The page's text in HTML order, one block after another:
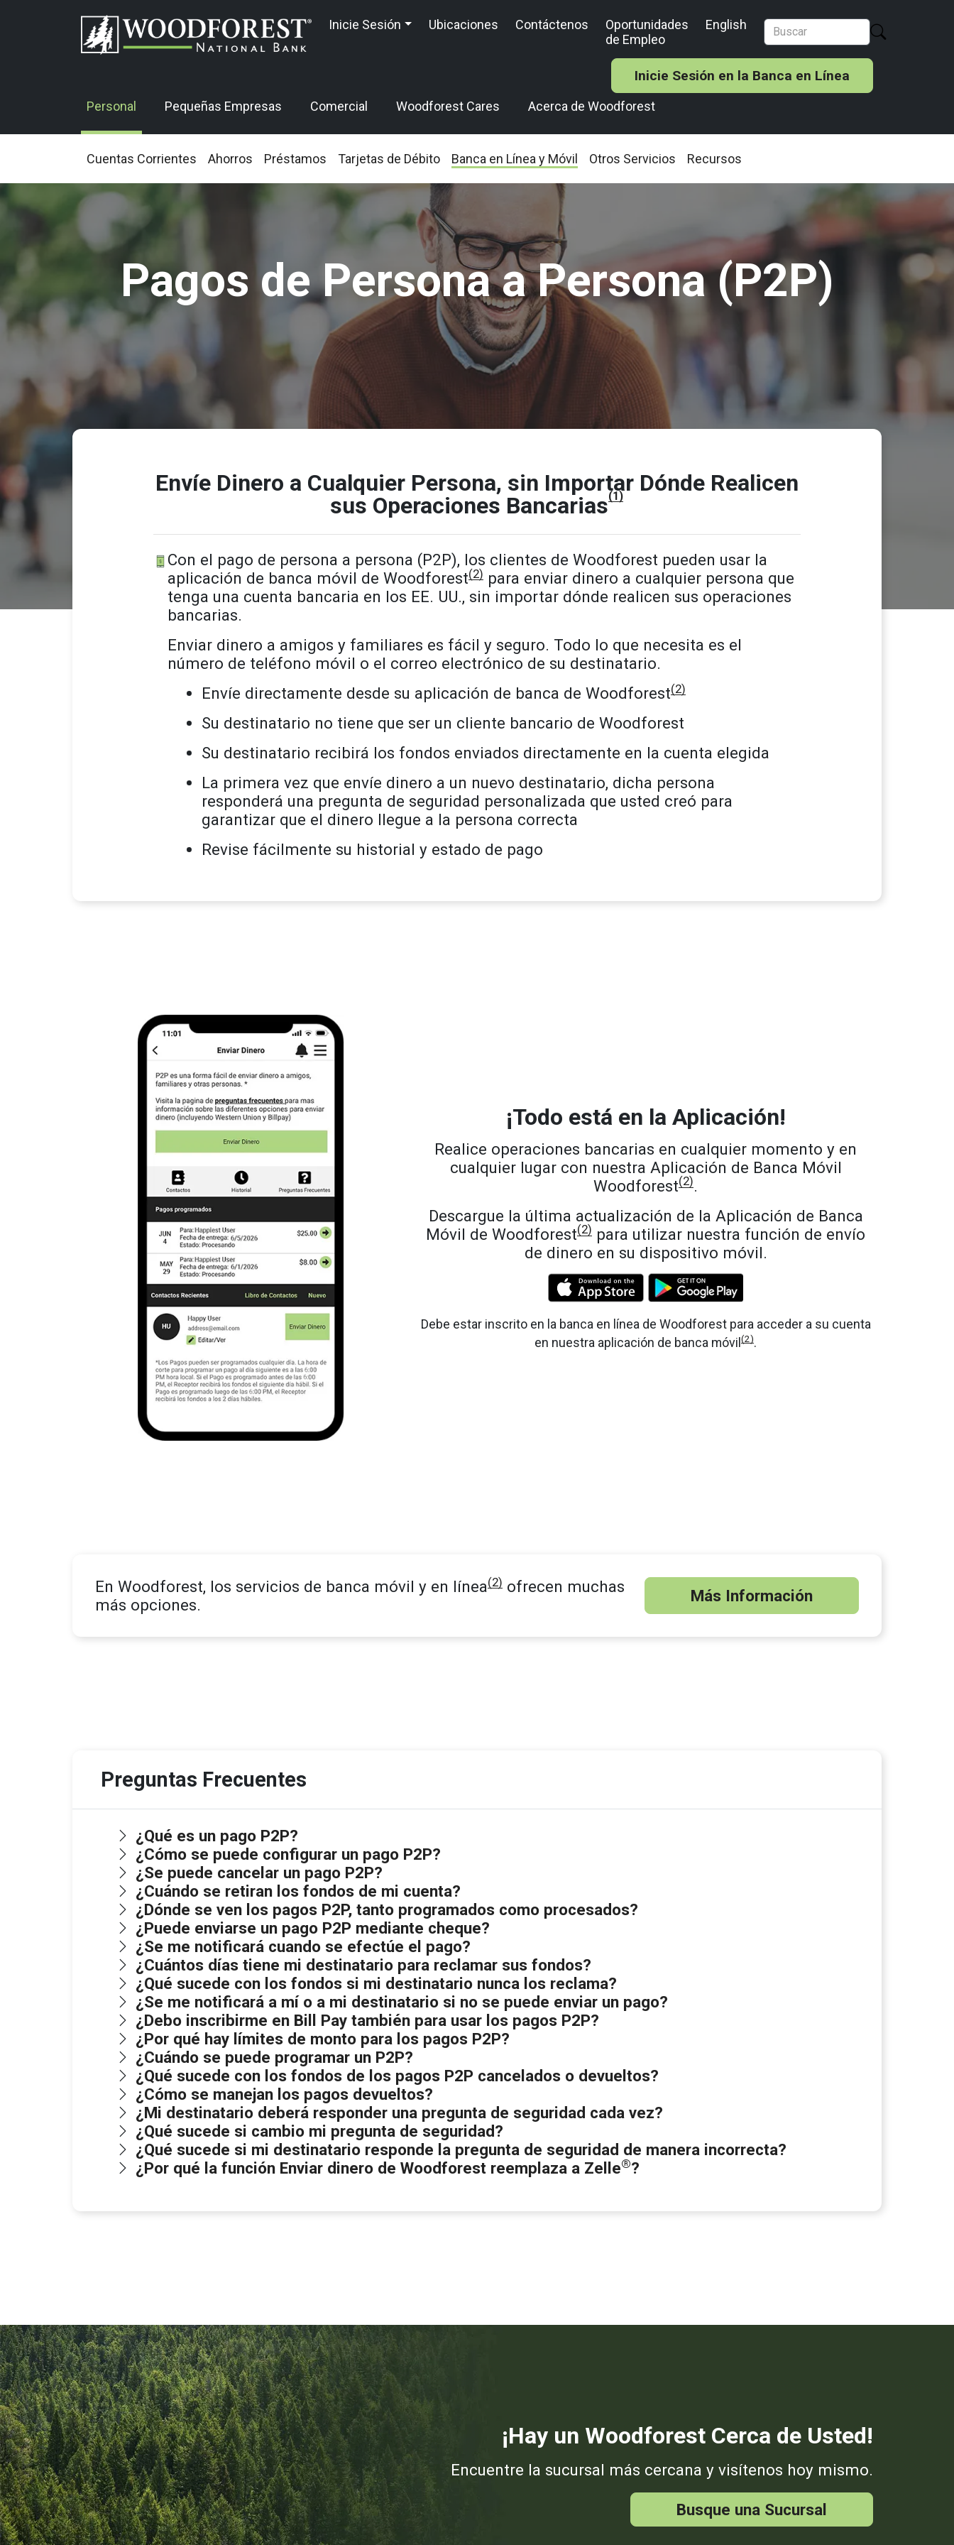
Inicie Sesión Ubicaciones Contáctenos
Oportunidades
de Empleo
English
Inicie Sesión en la Banca en Línea
Personal Pequeñas Empresas Comercial Woodforest Cares Acerca de Woodforest
Cuentas Corrientes Ahorros Préstamos Tarjetas de Débito Banca en Línea y Móvil Otros Servicios Recursos
Pagos de Persona a Persona (P2P)
Envíe Dinero a Cualquier Persona, sin Importar Dónde Realicen
sus Operaciones Bancarias(1)
Con el pago de persona a persona (P2P), los clientes de Woodforest pueden usar la
aplicación de banca móvil de Woodforest(2)para enviar dinero a cualquier persona que
tenga una cuenta bancaria en los EE. UU., sin importar dónde realicen sus operaciones
bancarias.
Enviar dinero a amigos y familiares es fácil y seguro. Todo lo que necesita es el
número de teléfono móvil o el correo electrónico de su destinatario.
Envíe directamente desde su aplicación de banca de Woodforest(2)
Su destinatario no tiene que ser un cliente bancario de Woodforest
Su destinatario recibirá los fondos enviados directamente en la cuenta elegida
La primera vez que envíe dinero a un nuevo destinatario, dicha persona
responderá una pregunta de seguridad personalizada que usted creó para
garantizar que el dinero llegue a la persona correcta
Revise fácilmente su historial y estado de pago
¡Todo está en la Aplicación!
Realice operaciones bancarias en cualquier momento y en
cualquier lugar con nuestra Aplicación de Banca Móvil
Woodforest(2).
Descargue la última actualización de la Aplicación de Banca
Móvil de Woodforest(2) para utilizar nuestra función de envío
de dinero en su dispositivo móvil.
Debe estar inscrito en la banca en línea de Woodforest para acceder a su cuenta
en nuestra aplicación de banca móvil(2).
En Woodforest, los servicios de banca móvil y en línea(2) ofrecen muchas
más opciones.
Más Información
Preguntas Frecuentes
¿Qué es un pago P2P?
¿Cómo se puede configurar un pago P2P?
¿Se puede cancelar un pago P2P?
¿Cuándo se retiran los fondos de mi cuenta?
¿Dónde se ven los pagos P2P, tanto programados como procesados?
¿Puede enviarse un pago P2P mediante cheque?
¿Se me notificará cuando se efectúe el pago?
¿Cuántos días tiene mi destinatario para reclamar sus fondos?
¿Qué sucede con los fondos si mi destinatario nunca los reclama?
¿Se me notificará a mí o a mi destinatario si no se puede enviar un pago?
¿Debo inscribirme en Bill Pay también para usar los pagos P2P?
¿Por qué hay límites de monto para los pagos P2P?
¿Cuándo se puede programar un P2P?
¿Qué sucede con los fondos de los pagos P2P cancelados o devueltos?
¿Cómo se manejan los pagos devueltos?
¿Mi destinatario deberá responder una pregunta de seguridad cada vez?
¿Qué sucede si cambio mi pregunta de seguridad?
¿Qué sucede si mi destinatario responde la pregunta de seguridad de manera incorrecta?
¿Por qué la función Enviar dinero de Woodforest reemplaza a Zelle®?
¡Hay un Woodforest Cerca de Usted!
Encuentre la sucursal más cercana y visítenos hoy mismo.
Busque una Sucursal